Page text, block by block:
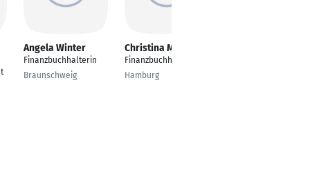
Angela Winter
Finanzbuchhalterin
Braunschweig
Christina Meinssen
Finanzbuchhalter
Hamburg